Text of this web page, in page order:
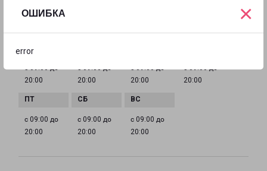
ОШИБКА
error
×
с 09:00 до
20:00
с 09:00 до
20:00
с 09:00 до
20:00
с 09:00 до
20:00
с 09:00 до
20:00
с 09:00 до
20:00
с 09:00 до
20:00